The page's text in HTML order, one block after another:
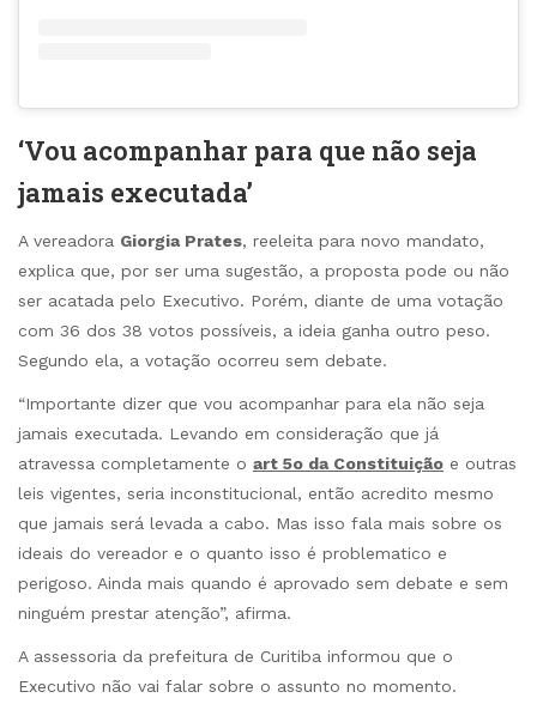
‘Vou acompanhar para que não seja
jamais executada’
A vereadora Giorgia Prates, reeleita para novo mandato,
explica que, por ser uma sugestão, a proposta pode ou não
ser acatada pelo Executivo. Porém, diante de uma votação
com 36 dos 38 votos possíveis, a ideia ganha outro peso.
Segundo ela, a votação ocorreu sem debate.
“Importante dizer que vou acompanhar para ela não seja
jamais executada. Levando em consideração que já
atravessa completamente o art 5o da Constituição e outras
leis vigentes, seria inconstitucional, então acredito mesmo
que jamais será levada a cabo. Mas isso fala mais sobre os
ideais do vereador e o quanto isso é problematico e
perigoso. Ainda mais quando é aprovado sem debate e sem
ninguém prestar atenção”, afirma.
A assessoria da prefeitura de Curitiba informou que o
Executivo não vai falar sobre o assunto no momento.